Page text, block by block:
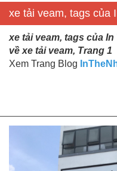
xe tải veam, tags của
xe tải veam, tags của
về xe tải veam, Trang 1
Xem Trang Blog